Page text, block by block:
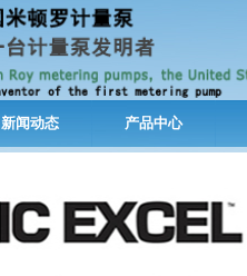
新闻动态 产品中心